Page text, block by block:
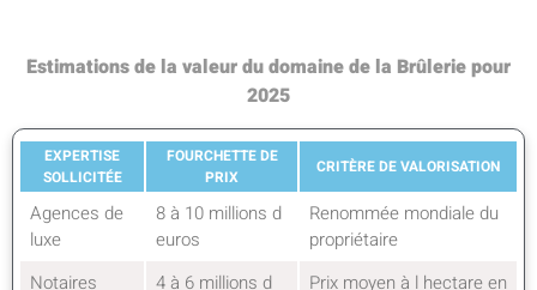
Estimations de la valeur du domaine de la Brûlerie pour
2025
EXPERTISE
SOLLICITÉE
FOURCHETTE DE
PRIX
CRITÈRE DE VALORISATION
Agences de
luxe
8 à 10 millions d
euros
Renommée mondiale du
propriétaire
Notaires
4 à 6 millions d
Prix moyen à l hectare en